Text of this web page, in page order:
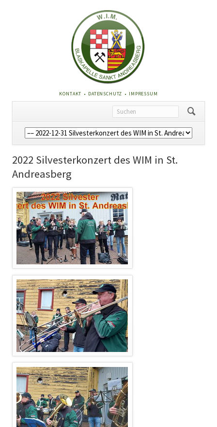
NAVIGATION
ÜBERSPRINGEN
KONTAKT DATENSCHUTZ IMPRESSUM
Navigation
überspringen
2022 Silvesterkonzert des WIM in St.
Andreasberg